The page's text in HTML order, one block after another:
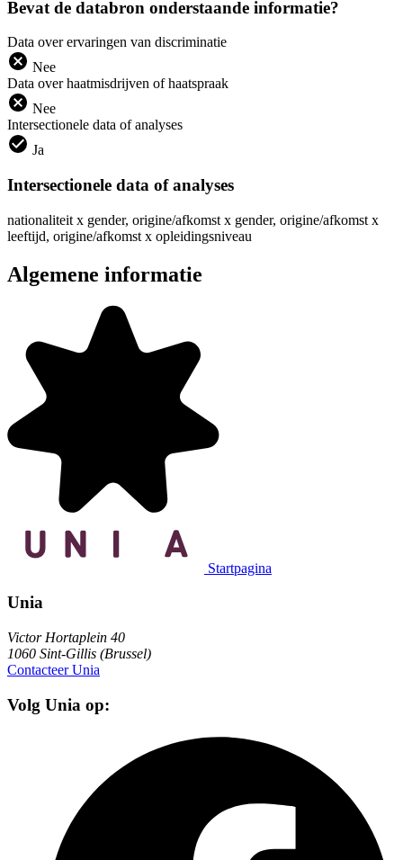
Bevat de databron onderstaande informatie?
Data over ervaringen van discriminatie
Nee
Data over haatmisdrijven of haatspraak
Nee
Intersectionele data of analyses
Ja
Intersectionele data of analyses
nationaliteit x gender, origine/afkomst x gender, origine/afkomst x
leeftijd, origine/afkomst x opleidingsniveau
Algemene informatie
Startpagina
Unia
Victor Hortaplein 40
1060 Sint-Gillis (Brussel)
Contacteer Unia
Volg Unia op: